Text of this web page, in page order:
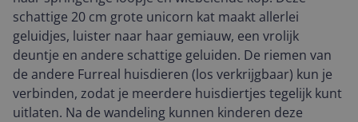
schattige 20 cm grote unicorn kat maakt allerlei
geluidjes, luister naar haar gemiauw, een vrolijk
deuntje en andere schattige geluiden. De riemen van
de andere Furreal huisdieren (los verkrijgbaar) kun je
verbinden, zodat je meerdere huisdiertjes tegelijk kunt
uitlaten. Na de wandeling kunnen kinderen deze